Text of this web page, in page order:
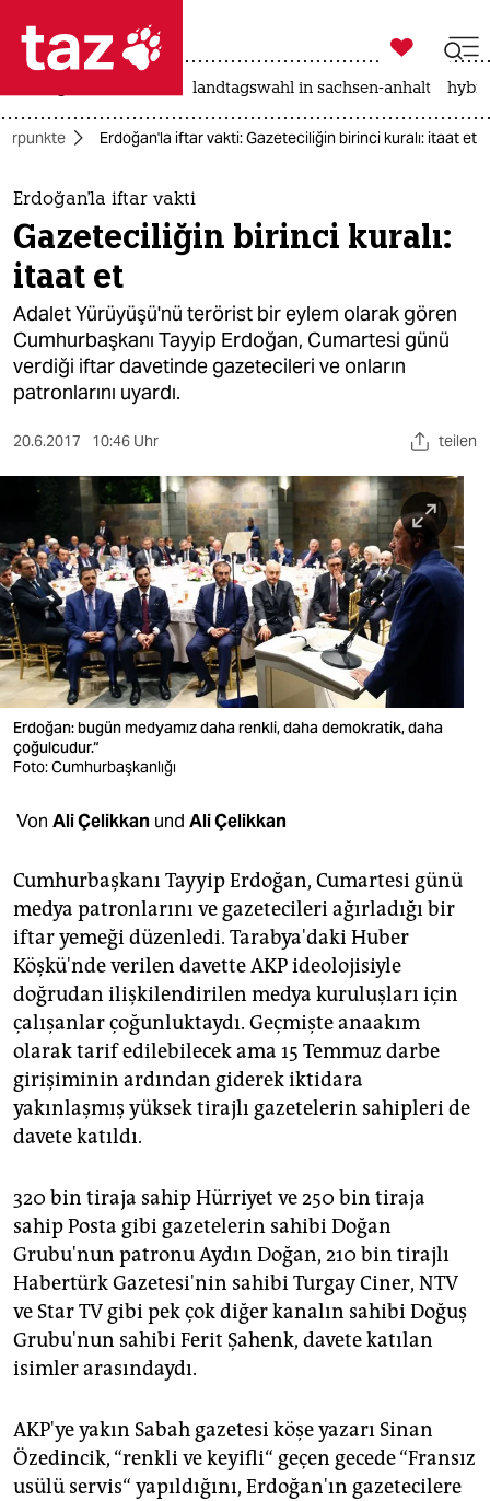
 taz zahl ich
taz zahl ich
themen
politik
öko
gesellschaft
kultur
sport
berlin
nord
wahrheit
verlag
verlag
veranstaltungen
shop
fragen & hilfe
abo
genossenschaft
epaper login

taz zahl ich
landtagswahl in sachsen-anhalt
Erdoğan'la iftar vakti: Gazeteciliğin birinci kuralı: itaat et
Erdoğan'la iftar vakti
Gazeteciliğin birinci kuralı:
itaat et
Adalet Yürüyüşü'nü terörist bir eylem olarak gören
Cumhurbaşkanı Tayyip Erdoğan, Cumartesi günü
verdiği iftar davetinde gazetecileri ve onların
patronlarını uyardı.
20.6.2017 10:46 Uhr teilen
Erdoğan: bugün medyamız daha renkli, daha demokratik, daha
çoğulcudur.“
Foto: Cumhurbaşkanlığı
Von Ali Çelikkan und Ali Çelikkan
Cumhurbaşkanı Tayyip Erdoğan, Cumartesi günü
medya patronlarını ve gazetecileri ağırladığı bir
iftar yemeği düzenledi. Tarabya'daki Huber
Köşkü'nde verilen davette AKP ideolojisiyle
doğrudan ilişkilendirilen medya kuruluşları için
çalışanlar çoğunluktaydı. Geçmişte anaakım
olarak tarif edilebilecek ama 15 Temmuz darbe
girişiminin ardından giderek iktidara
yakınlaşmış yüksek tirajlı gazetelerin sahipleri de
davete katıldı.
320 bin tiraja sahip Hürriyet ve 250 bin tiraja
sahip Posta gibi gazetelerin sahibi Doğan
Grubu'nun patronu Aydın Doğan, 210 bin tirajlı
Habertürk Gazetesi'nin sahibi Turgay Ciner, NTV
ve Star TV gibi pek çok diğer kanalın sahibi Doğuş
Grubu'nun sahibi Ferit Şahenk, davete katılan
isimler arasındaydı.
AKP'ye yakın Sabah gazetesi köşe yazarı Sinan
Özedincik, “renkli ve keyifli“ geçen gecede “Fransız
usülü servis“ yapıldığını, Erdoğan'ın gazetecilere